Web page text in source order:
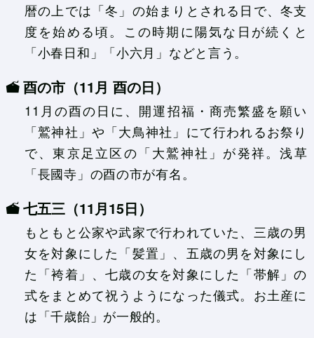
暦の上では「冬」の始まりとされる日で、冬支
度を始める頃。この時期に陽気な日が続くと
「小春日和」「小六月」などと言う。
酉の市（11月 酉の日）
11月の酉の日に、開運招福・商売繁盛を願い
「鷲神社」や「大鳥神社」にて行われるお祭り
で、東京足立区の「大鷲神社」が発祥。浅草
「長國寺」の酉の市が有名。
七五三（11月15日）
もともと公家や武家で行われていた、三歳の男
女を対象にした「髪置」、五歳の男を対象にし
た「袴着」、七歳の女を対象にした「帯解」の
式をまとめて祝うようになった儀式。お土産に
は「千歳飴」が一般的。